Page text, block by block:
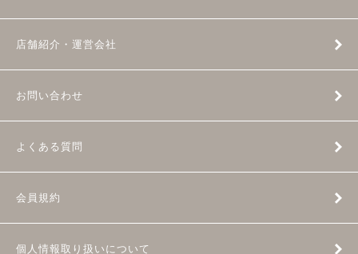
店舗紹介・運営会社
お問い合わせ
よくある質問
会員規約
個人情報取り扱いについて